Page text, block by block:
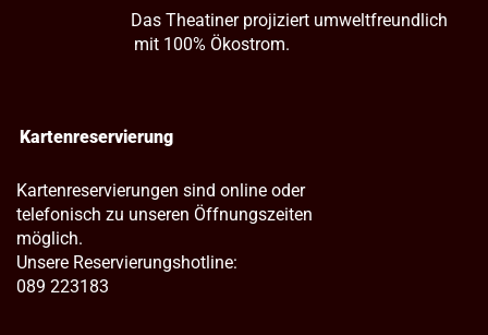
Das Theatiner projiziert umweltfreundlich
mit 100% Ökostrom.
Kartenreservierung
Kartenreservierungen sind online oder
telefonisch zu unseren Öffnungszeiten
möglich.
Unsere Reservierungshotline:
089 223183